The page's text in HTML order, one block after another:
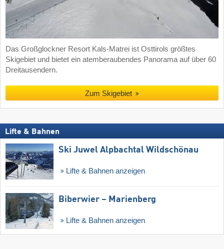
Das Großglockner Resort Kals-Matrei ist Osttirols größtes
Skigebiet und bietet ein atemberaubendes Panorama auf über 60
Dreitausendern.
Zum Skigebiet
Lifte & Bahnen
Ski Juwel Alpbachtal Wildschönau
Lifte & Bahnen anzeigen
Biberwier – Marienberg
Lifte & Bahnen anzeigen